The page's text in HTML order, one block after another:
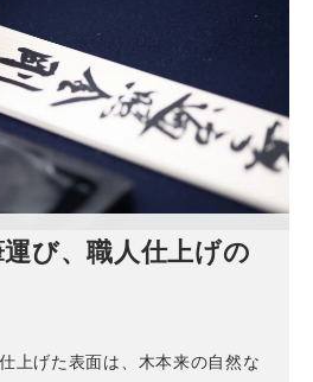
び、職人仕上げの
上げた表面は、木本来の自然な